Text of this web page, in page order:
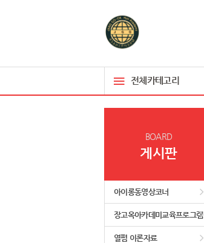
전체카테고리
BOARD
게시판
아이롱동영상코너
장고옥아카데미교육프로그램
열펌 이론자료